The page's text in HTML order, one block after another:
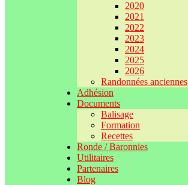
2020
2021
2022
2023
2024
2025
2026
Randonnées anciennes
Adhésion
Documents
Balisage
Formation
Recettes
Ronde / Baronnies
Utilitaires
Partenaires
Blog